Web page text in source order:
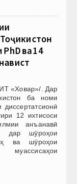
ва 14
«Ховар»/. Дар
ба номи
12 ихтисоси
анъанавӣ
шӯроҳои
ва шӯроҳои
муассисаҳои